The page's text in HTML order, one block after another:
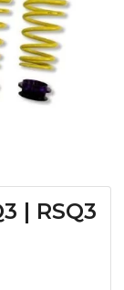
| RSQ3